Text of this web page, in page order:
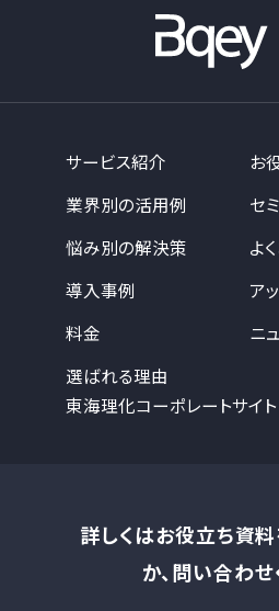
サービス紹介
お
業界別の活用例
セ
悩み別の解決策
よ
導入事例
ア
料金
ニ
選ばれる理由
東海理化コーポレートサイト
詳しくはお役立ち資
か、問い合わ